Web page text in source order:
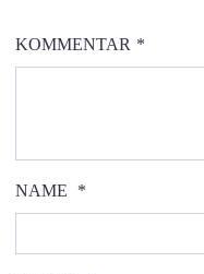
KOMMENTAR *
NAME *